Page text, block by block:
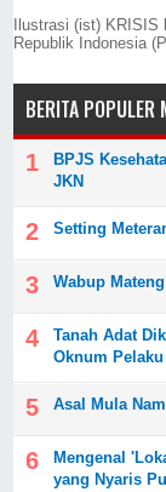
Ilustrasi (ist)
Republik Indonesia
BERITA POPULER
BPJS
JKN
Setting
Wabup
Tanah Adat
Oknum Pelaku
Asal Mula
Mengenal
yang Nyaris